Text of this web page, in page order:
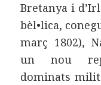
Bretanya i
bèl•lica,
març 1802),
un nou
dominats